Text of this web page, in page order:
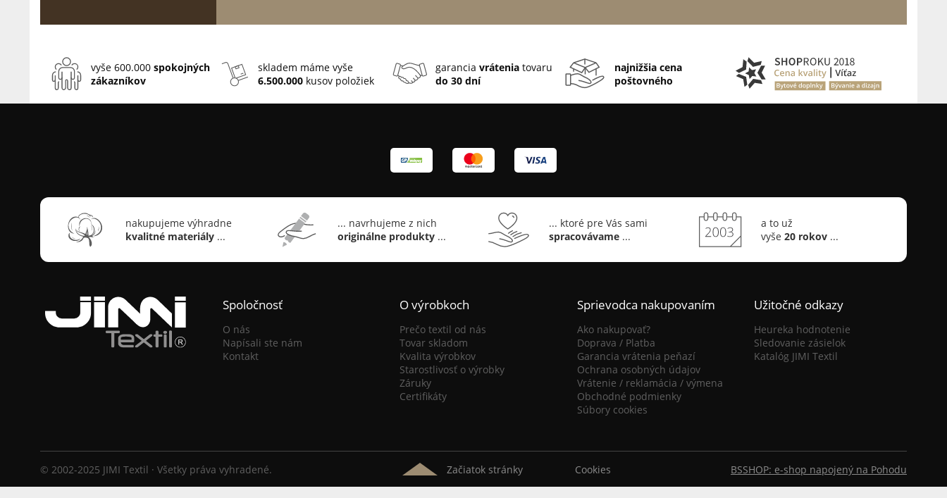
vyše 600.000spokojných
zákazníkov
skladem máme vyše
6.500.000kusov položiek
garanciavrátenia tovaru
do 30 dní
najnižšia cena
poštovného
Spoločnosť
O nás
Napísali ste nám
Kontakt
O výrobkoch
Prečo textil od nás
Tovar skladom
Kvalita výrobkov
Starostlivosť o výrobky
Záruky
Certifikáty
Sprievodca nakupovaním
Ako nakupovať?
Doprava / Platba
Garancia vrátenia peňazí
Ochrana osobných údajov
Vrátenie / reklamácia / výmena
Obchodné podmienky
Súbory cookies
Užitočné odkazy
Heureka hodnotenie
Sledovanie zásielok
Katalóg JIMI Textil
© 2002-2025 JIMI Textil · Všetky práva vyhradené. Začiatok stránky BSSHOP: e-shop napojený na Pohodu
Cookies
nakupujeme výhradne
kvalitné materiály ...
... navrhujeme z nich
originálne produkty...
... ktoré pre Vás sami
spracovávame ...
a to už
vyše 20 rokov...